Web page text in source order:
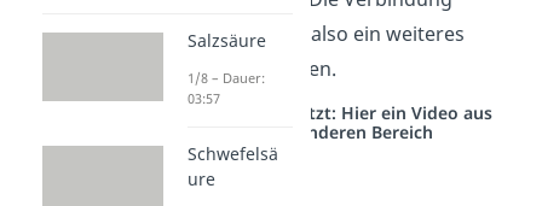
Ammoniak kann also ein weiteres
Proton aufnehmen.
Studyflix vernetzt: Hier ein Video aus
einem anderen Bereich
Salzsäure
1/8 – Dauer:
03:57
Schwefelsä
ure